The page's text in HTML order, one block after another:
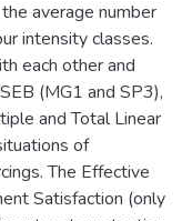
average number
intensity classes.
each other and
(MG1 and SP3),
and Total Linear
of
The Effective
Satisfaction (only